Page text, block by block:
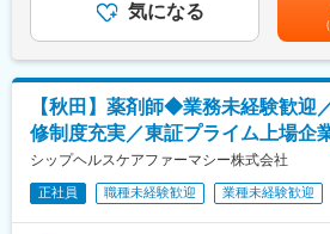
▼補足事項
・経験に応じて入社から3年目までは
る可能性あり
・入社タイミングによりシフト時間
変更の範囲：会社の定める業務
力を身に着けることができ、薬剤師と
1ヶ月単位の変形労働時間制です。月2
への応援となり、就業場所により8時
分～13時30分の勤務となります（休
■勤務地と組織構成について：
・日赤病院前支店…8名（薬剤師：3名
・県病前支店…10名（薬剤師：3名、
当…35,000円・薬剤師手当…35,000円
額であり、選考を通じて上下する可
固定手当を含めた表記です。
気になる
【秋田】薬剤師◆業務未経験歓迎
修制度充実／東証プライム上場企
シップヘルスケアファーマシー株式会社
正社員 職種未経験歓迎 業種未経験歓迎